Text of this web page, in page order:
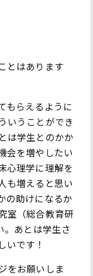
とはあります
もらえるように
いうことができ
は学生とのかか
会を増やしたい
心理学に理解を
も増えると思い
の助けになるか
室（総合教育研
。あとは学生さ
いです！
をお願いしま